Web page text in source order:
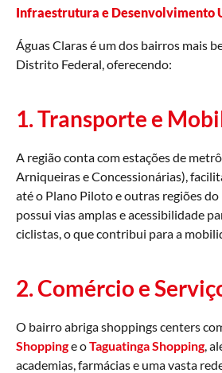
Infraestrutura e Desenvolvimento
Águas Claras é um dos bairros mais
Distrito Federal, oferecendo:
1. Transporte e
A região conta com estações de
Arniqueiras e Concessionárias),
até o Plano Piloto e outras regiões do
possui vias amplas e acessibilidade
ciclistas, o que contribui para a
2. Comércio e
O bairro abriga shoppings centers
Shoppinge oTaguatinga Shopping,
academias, farmácias e uma vasta